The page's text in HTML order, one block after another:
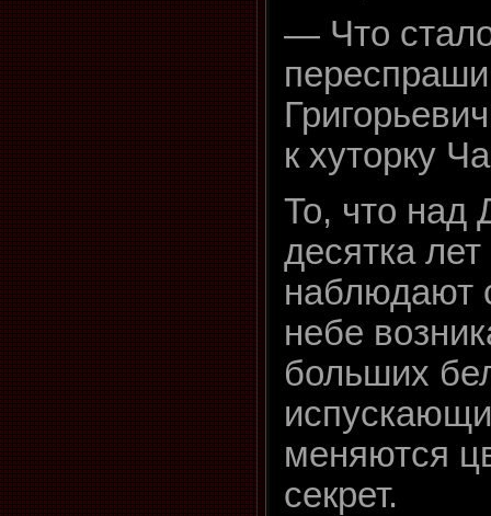
— Что
к хуторку
То, что над
десятка
наблюдают
небе
больших
меняются
секрет.